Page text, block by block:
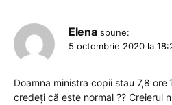
Elena spune:
5 octombrie 2020 la
Doamna ministra copii stau 7,8 ore
credeți că este normal ?? Creierul